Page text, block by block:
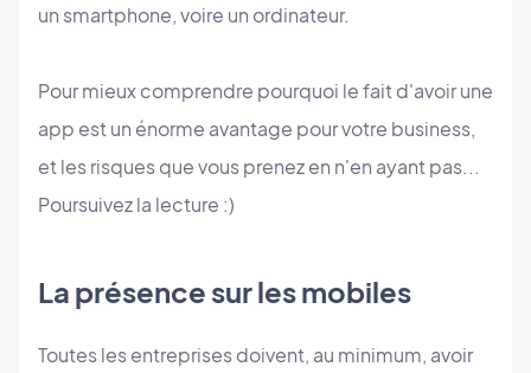
un smartphone, voire un ordinateur.
Pour mieux comprendre pourquoi le fait d'avoir une
app est un énorme avantage pour votre business,
et les risques que vous prenez en n'en ayant pas...
Poursuivez la lecture :)
La présence sur les mobiles
Toutes les entreprises doivent, au minimum, avoir